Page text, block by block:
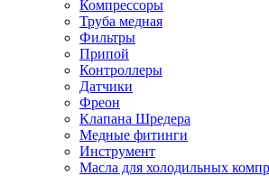
Компрессоры
Труба медная
Фильтры
Припой
Контроллеры
Датчики
Фреон
Клапана Шредера
Медные фитинги
Инструмент
Масла для холодильных